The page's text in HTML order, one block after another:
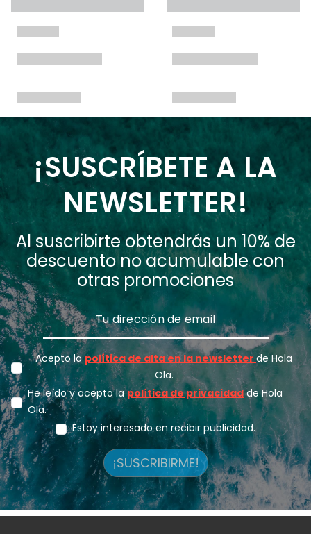
¡SUSCRÍBETE A LA
NEWSLETTER!
Al suscribirte obtendrás un 10% de
descuento no acumulable con
otras promociones
Acepto lapolítica de alta en la newsletter de Hola
Ola.
He leído y acepto lapolítica de privacidadde Hola
Ola.
Estoy interesado en recibir publicidad.
¡SUSCRIBIRME!